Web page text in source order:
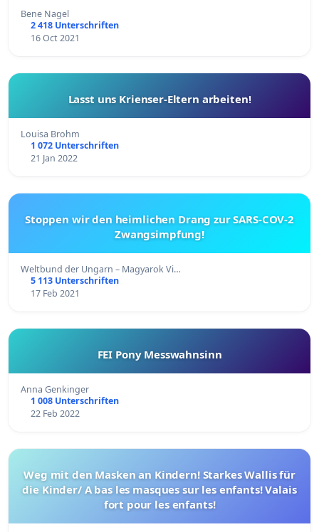
Bene Nagel
2 418 Unterschriften
16 Oct 2021
Lasst uns Krienser-Eltern arbeiten!
Louisa Brohm
1 072 Unterschriften
21 Jan 2022
Stoppen wir den heimlichen Drang zur SARS-COV-2
Zwangsimpfung!
Weltbund der Ungarn – Magyarok Vi…
5 113 Unterschriften
17 Feb 2021
FEI Pony Messwahnsinn
Anna Genkinger
1 008 Unterschriften
22 Feb 2022
Weg mit den Masken an Kindern! Starkes Wallis für
die Kinder/ A bas les masques sur les enfants! Valais
fort pour les enfants!